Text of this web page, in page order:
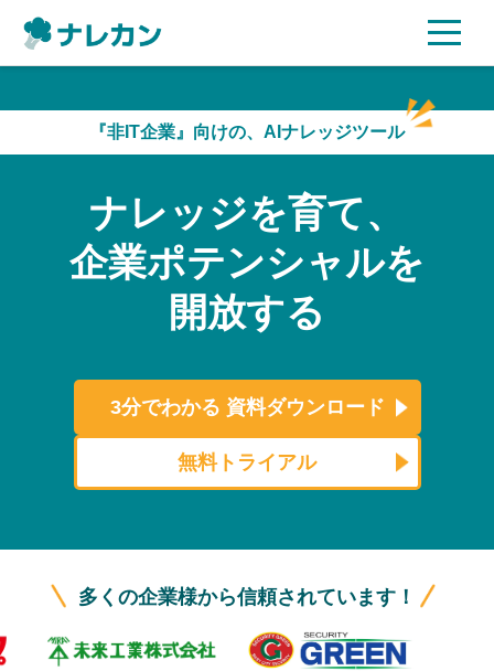
AI機能
ご利用企業様の声
セキュリティ
よくある質問
資料ダウンロード
ログイン
『非IT企業』向けの、AIナレッジツール
ナレッジを育て、
企業ポテンシャルを
開放する
3分でわかる 資料ダウンロード
無料トライアル
多くの企業様から信頼されています！